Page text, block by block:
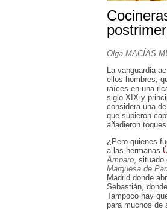
Olga MACÍAS
La vanguardia
ellos hombres,
raíces en una
siglo XIX y
considera una
que supieron
añadieron
¿Pero quienes
a las hermanas
Amparo ,
Marquesa de
Madrid donde
Sebastián,
Tampoco hay
para muchos de